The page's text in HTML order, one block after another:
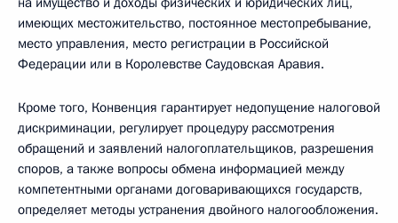
имеющих местожительство, постоянное местопребывание,
место управления, место регистрации в Российской
Федерации или в Королевстве Саудовская Аравия.
Кроме того, Конвенция гарантирует недопущение налоговой
дискриминации, регулирует процедуру рассмотрения
обращений и заявлений налогоплательщиков, разрешения
споров, а также вопросы обмена информацией между
компетентными органами договаривающихся государств,
определяет методы устранения двойного налогообложения.